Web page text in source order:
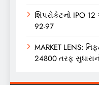
શિપરોકેટનો IPO
92-97
MARKET LENS:
24800 તરફ